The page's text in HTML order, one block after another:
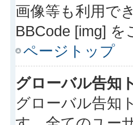
画像等も利用で
BBCode [img]
ページトップ
グローバル告知
グローバル告知